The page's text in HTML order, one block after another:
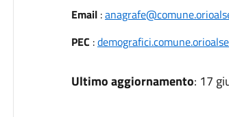
Email:
PEC :
Ultimo aggiornamento: 17